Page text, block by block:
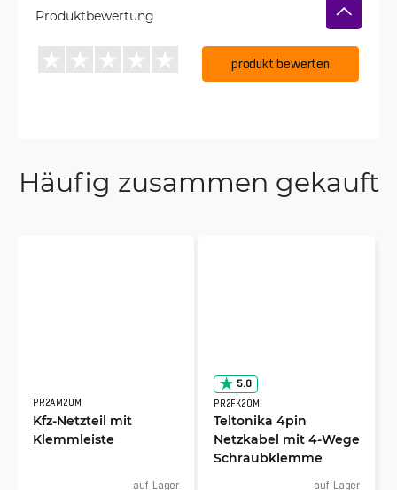
Produktbewertung
produkt bewerten
Häufig zusammen gekauft
PR2AM20M
Kfz-Netzteil mit
Klemmleiste
auf Lager
5.0
PR2FK20M
Teltonika 4pin
Netzkabel mit 4-Wege
Schraubklemme
auf Lager